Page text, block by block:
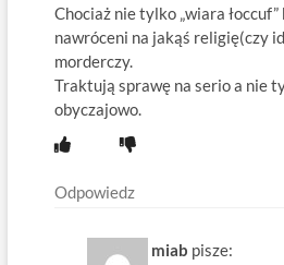
Chociaż nie tylko „wiara
nawróceni na jakąś religię(czy
morderczy.
Traktują sprawę na serio a nie
obyczajowo.
Odpowiedz
miab pisze: